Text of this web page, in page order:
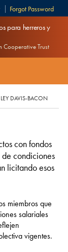
Forgot Password
para herreros y
Cooperative Trust
LEY DAVIS-BACON
con fondos
condiciones
licitando esos
miembros que
salariales
vigentes.